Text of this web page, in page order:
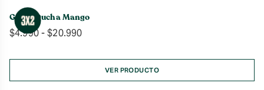
$19.990
Gel de Ducha Mango
$4.990- $20.990Rango
precios:
desde
$4.990
VER PRODUCTO